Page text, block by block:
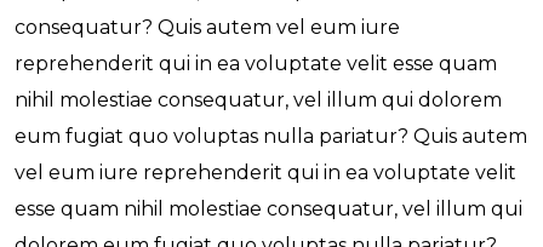
consequatur? Quis autem vel eum iure
reprehenderit qui in ea voluptate velit esse quam
nihil molestiae consequatur, vel illum qui dolorem
eum fugiat quo voluptas nulla pariatur? Quis autem
vel eum iure reprehenderit qui in ea voluptate velit
esse quam nihil molestiae consequatur, vel illum qui